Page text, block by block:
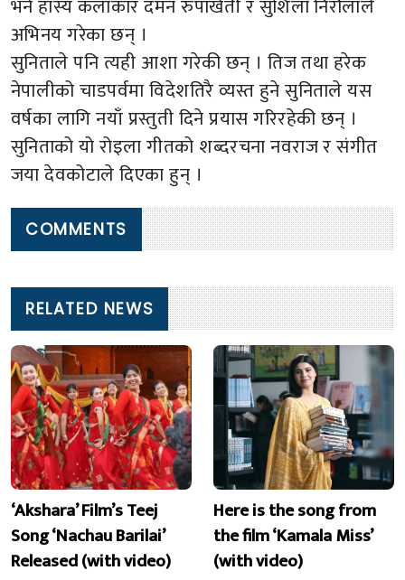
भने हास्य कलाकार दमन रुपाखेती र सुशिला निरौलाले
अभिनय गरेका छन् ।
सुनिताले पनि त्यही आशा गरेकी छन् । तिज तथा हरेक
नेपालीको चाडपर्वमा विदेशतिरै व्यस्त हुने सुनिताले यस
वर्षका लागि नयाँ प्रस्तुती दिने प्रयास गरिरहेकी छन् ।
सुनिताको यो रोइला गीतको शब्दरचना नवराज र संगीत
जया देवकोटाले दिएका हुन् ।
COMMENTS
RELATED NEWS
‘Akshara’ Film’s Teej
Song ‘Nachau Barilai’
Released (with video)
Here is the song from
the film ‘Kamala Miss’
(with video)